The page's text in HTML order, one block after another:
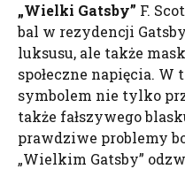
„Wielki Gatsby” F.
bal w rezydencji
luksusu, ale także
społeczne napięcia.
symbolem nie tylko
także fałszywego
prawdziwe problemy
„Wielkim Gatsby”